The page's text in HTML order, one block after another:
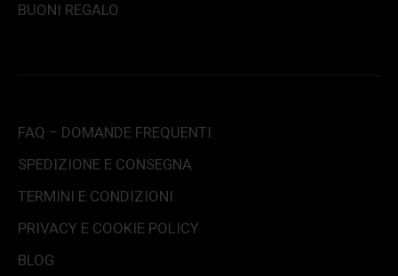
BUONI REGALO
FAQ – DOMANDE FREQUENTI
SPEDIZIONE E CONSEGNA
TERMINI E CONDIZIONI
PRIVACY E COOKIE POLICY
BLOG